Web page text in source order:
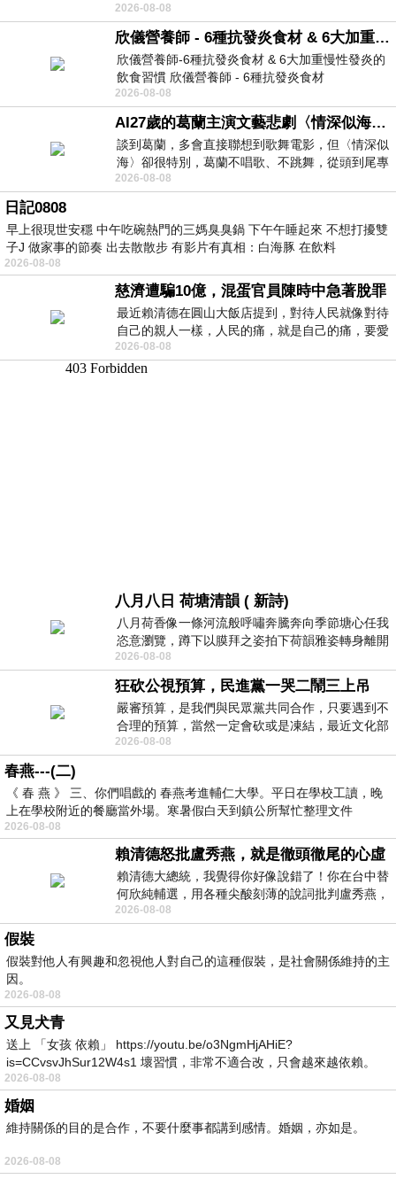
https://www.facebook.com/dietitiansophia/
posts/157966
2026-08-08
欣儀營養師 - 6種抗發炎食材 & 6大加重慢性發炎的飲食習慣
欣儀營養師-6種抗發炎食材 & 6大加重慢性發炎的
飲食習慣 欣儀營養師 - 6種抗發炎食材
https://www.facebook.com/photo/?fbid=147
2026-08-08
AI27歲的葛蘭主演文藝悲劇〈情深似海〉 #戀上老電影 #葛蘭 #粟子
談到葛蘭，多會直接聯想到歌舞電影，但〈情深似
海〉卻很特別，葛蘭不唱歌、不跳舞，從頭到尾專
心演戲。拍攝期間，經常工作超過12個鐘
2026-08-08
日記0808
早上很現世安穩 中午吃碗熱門的三媽臭臭鍋 下午午睡起來 不想打擾雙
子J 做家事的節奏 出去散散步 有影片有真相：白海豚 在飲料
2026-08-08
慈濟遭騙10億，混蛋官員陳時中急著脫罪
最近賴清德在圓山大飯店提到，對待人民就像對待
自己的親人一樣，人民的痛，就是自己的痛，要愛
民如親，說的這麼好聽，實際上根本沒做
2026-08-08
八月八日 荷塘清韻 ( 新詩)
八月荷香像一條河流般呼嘯奔騰奔向季節塘心任我
恣意瀏覽，蹲下以膜拜之姿拍下荷韻雅姿轉身離開
時我把美麗的遐想掛在亭亭葉柄上盼望
2026-08-08
狂砍公視預算，民進黨一哭二鬧三上吊
嚴審預算，是我們與民眾黨共同合作，只要遇到不
合理的預算，當然一定會砍或是凍結，最近文化部
要編列公視和Taiwan plus預算，在110年
2026-08-08
春燕---(二)
《 春 燕 》 三、你們唱戲的 春燕考進輔仁大學。平日在學校工讀，晚
上在學校附近的餐廳當外場。寒暑假白天到鎮公所幫忙整理文件
2026-08-08
賴清德怒批盧秀燕，就是徹頭徹尾的心虛
賴清德大總統，我覺得你好像說錯了！你在台中替
何欣純輔選，用各種尖酸刻薄的說詞批判盧秀燕，
罵她施政滿意度輸給陳其邁，甚至還說盧
2026-08-08
假裝
假裝對他人有興趣和忽視他人對自己的這種假裝，是社會關係維持的主
因。
2026-08-08
又見犬青
送上 「女孩 依賴」 https://youtu.be/o3NgmHjAHiE?
is=CCvsvJhSur12W4s1 壞習慣，非常不適合改，只會越來越依賴。
我害怕的
2026-08-08
婚姻
維持關係的目的是合作，不要什麼事都講到感情。婚姻，亦如是。
2026-08-08